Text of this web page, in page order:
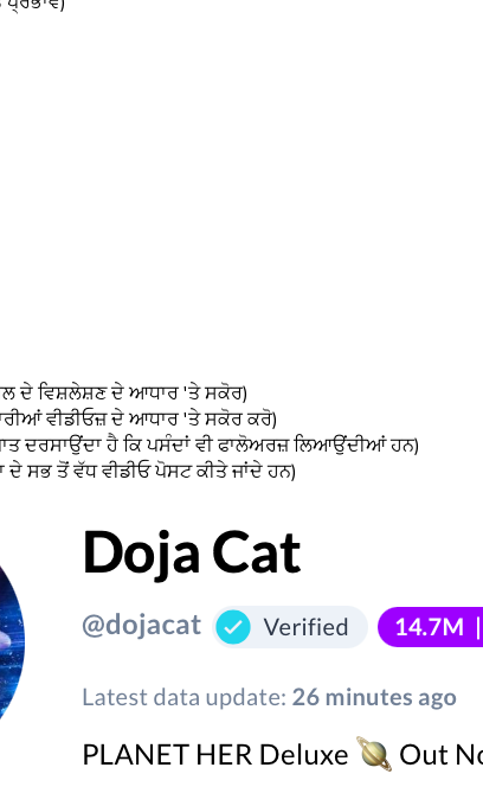
ਦੇ ਵਿਸ਼ਲੇਸ਼ਣ ਦੇ ਆਧਾਰ 'ਤੇ ਸਕੋਰ)
ਵੀਡੀਓਜ਼ ਦੇ ਆਧਾਰ 'ਤੇ ਸਕੋਰ ਕਰੋ)
ਦਰਸਾਉਂਦਾ ਹੈ ਕਿ ਪਸੰਦਾਂ ਵੀ ਫਾਲੋਅਰਜ਼ ਲਿਆਉਂਦੀਆਂ ਹਨ)
ਸਭ ਤੋਂ ਵੱਧ ਵੀਡੀਓ ਪੋਸਟ ਕੀਤੇ ਜਾਂਦੇ ਹਨ)